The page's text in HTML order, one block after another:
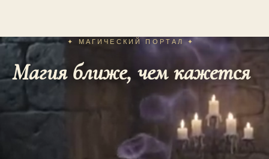
✦ МАГИЧЕСКИЙ ПОРТАЛ ✦
Магия ближе, чем кажется